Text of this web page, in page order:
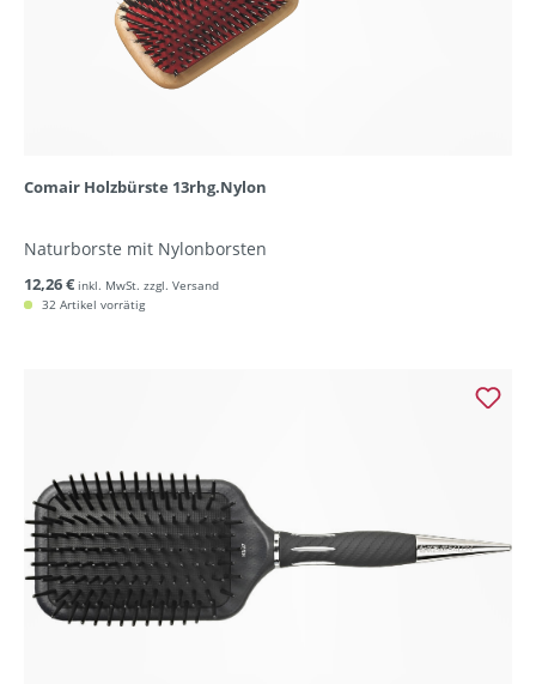
Comair Holzbürste 13rhg.Nylon
Naturborste mit Nylonborsten
12,26 € inkl. MwSt. zzgl. Versand
32 Artikel vorrätig